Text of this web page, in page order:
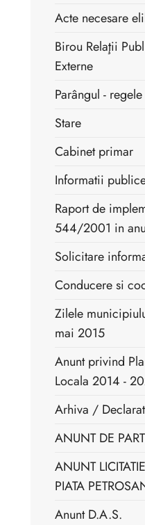
Acte necesare
Birou Relaţii
Externe
Parângul -
Stare
Cabinet primar
Informatii
Raport de
544/2001 in
Solicitare
Conducere si
Zilele
mai 2015
Anunt privind
Locala 2014 -
Arhiva /
ANUNT DE
ANUNT
PIATA
Anunt D.A.S.